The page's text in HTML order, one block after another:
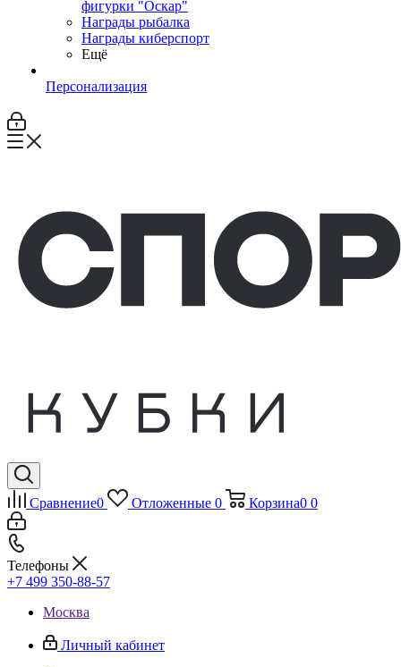
фигурки "Оскар"
Награды рыбалка
Награды киберспорт
Ещё
Персонализация
Сравнение0 Отложенные 0 Корзина0 0
Телефоны
+7 499 350-88-57
Москва
Личный кабинет